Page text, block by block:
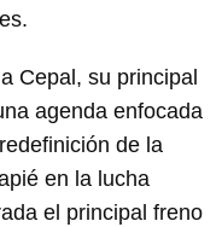
Cepal, su principal
agenda enfocada
de la
en la lucha
el principal freno